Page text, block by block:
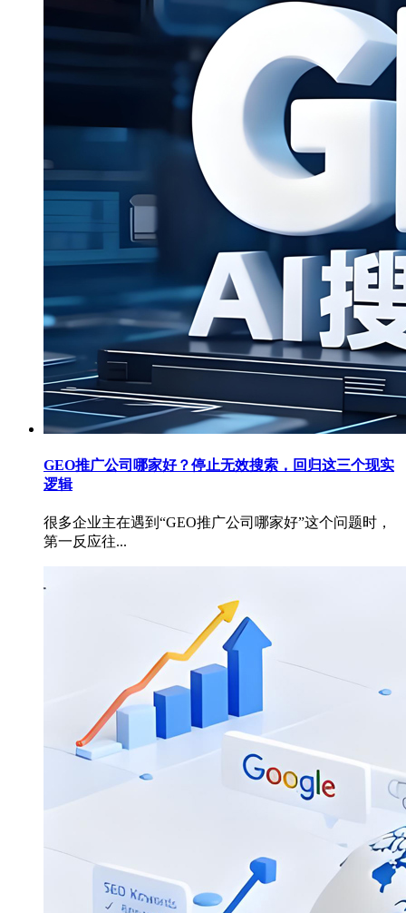
GEO推广公司哪家好？停止无效搜索，回归这三个现实
逻辑
很多企业主在遇到“GEO推广公司哪家好”这个问题时，
第一反应往...